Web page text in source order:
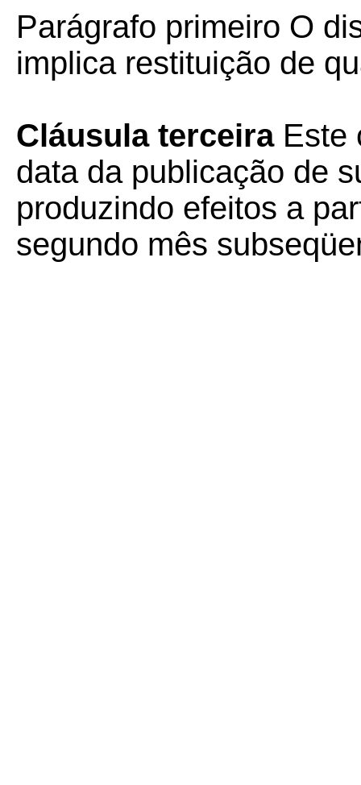
Parágrafo primeiro O
implica restituição de
Cláusula terceira Este
data da publicação de
produzindo efeitos a
segundo mês